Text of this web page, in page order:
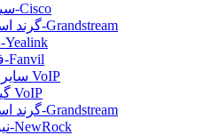
سیسکو-Cisco
گرند استریم-Grandstream
یلینک-Yealink
فنویل-Fanvil
سایر تلفن VoIP
گیت وی های VoIP
گرند استریم-Grandstream
نیوراک-NewRock